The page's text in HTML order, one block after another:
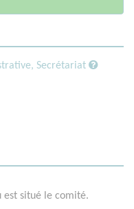
Secrétariat
est situé le comité.